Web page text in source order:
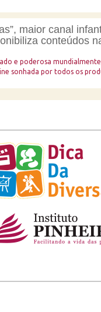
maior canal
conteúdos
e poderosa
sonhada por todos os